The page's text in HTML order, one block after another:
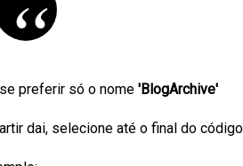
preferir só o nome 'BlogArchive'
dai, selecione até o final do